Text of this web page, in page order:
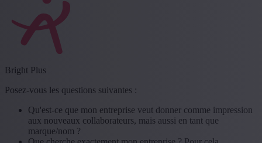
Bright Plus
Posez-vous les questions suivantes :
Qu'est-ce que mon entreprise veut donner comme impression
aux nouveaux collaborateurs, mais aussi en tant que
marque/nom ?